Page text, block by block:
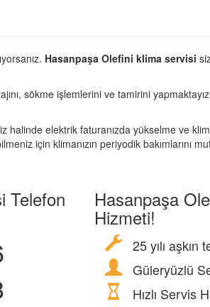
Hasanpaşa Olefini klima servisi
sökme işlemlerini ve tamirini
halinde elektrik faturanızda yükselme ve
için klimanızın periyodik bakımlarını
Telefon Hasanpaşa
Hizmeti!
25 yılı
Güleryüzlü
Hızlı Servis